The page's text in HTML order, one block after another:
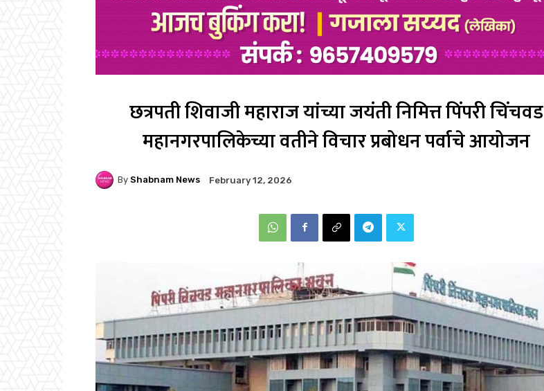
छत्रपती शिवाजी महाराज यांच्या जयंती निमित्त पिंपरी चिंचवड
महानगरपालिकेच्या वतीने विचार प्रबोधन पर्वाचे आयोजन
By Shabnam News February 12, 2026